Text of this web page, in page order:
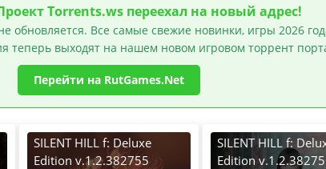
Torrents.ws переехал на новый адрес!
обновляется. Все самые свежие новинки, игры 2026
теперь выходят на нашем новом игровом торрент
Перейти на RutGames.Net
SILENT HILL f: Deluxe
Edition v.1.2.382755
SILENT HILL f:
Edition